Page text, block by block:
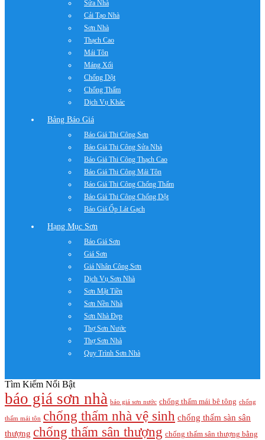
Sửa Nhà
Cải Tạo Nhà
Sơn Nhà
Thạch Cao
Mái Tôn
Máng Xối
Chống Dột
Chống Thấm
Dịch Vụ Khác
Bảng Báo Giá
Báo Giá Thi Công Sơn
Báo Giá Thi Công Sửa Nhà
Báo Giá Thi Công Thạch Cao
Báo Giá Thi Công Mái Tôn
Báo Giá Thi Công Chống Thấm
Báo Giá Thi Công Chống Dột
Báo Giá Ốp Lát Gạch
Hạng Mục Sơn
Báo Giá Sơn
Giá Sơn
Giá Nhân Công Sơn
Dịch Vụ Sơn Nhà
Sơn Mặt Tiền
Sơn Nền Nhà
Sơn Nhà Đẹp
Thợ Sơn Nước
Thợ Sơn Nhà
Quy Trình Sơn Nhà
Tìm Kiếm Nổi Bật
báo giá sơn nhà báo giá sơn nước chống thấm mái bê tông chống
thấm mái tôn chống thấm nhà vệ sinh chống thấm sàn sân
thượng chống thấm sân thượng chống thấm sân thượng bằng